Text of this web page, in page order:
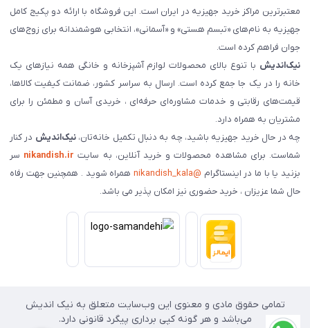
معتبرترین مراکز خرید جهیزیه در ایران است. این فروشگاه با ارائه دو پکیج کامل
جهیزیه به نام‌های «تبسم هستی» و «آسمانی»، انتخابی هوشمندانه برای زوج‌های
جوان فراهم کرده است.
نیک‌اندیش با تنوع بالای محصولات لوازم آشپزخانه و خانگی همه نیازهای یک
خانه را در یک جا جمع کرده است. ارسال به سراسر کشور، ضمانت کیفیت کالاها،
قیمت‌های رقابتی و خدمات مشاوره‌ای حرفه‌ای ، خریدی آسان و مطمئن را برای
مشتریان به همراه دارد.
چه در حال خرید جهیزیه باشید، چه به دنبال تکمیل خانه‌تان،نیک‌اندیش در کنار
شماست. برای مشاهده محصولات و خرید آنلاین، به سایت nikandish.ir سر
بزنید یا با ما در اینستاگرام @nikandish_kala
همراه شوید . همچنین جهت رفاه
حال شما عزیزان ، خرید حضوری نیز امکان پذیر می باشد.
تمامی حقوق مادی و معنوی این وب‌سایت متعلق به نیک اندیش
می‌باشد و هر گونه کپی برداری پیگرد قانونی دارد.